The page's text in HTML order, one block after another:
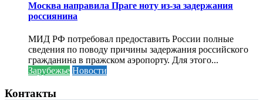
Москва направила Праге ноту из-за задержания
россиянина
МИД РФ потребовал предоставить России полные
сведения по поводу причины задержания российского
гражданина в пражском аэропорту. Для этого...
Зарубежье Новости
Контакты